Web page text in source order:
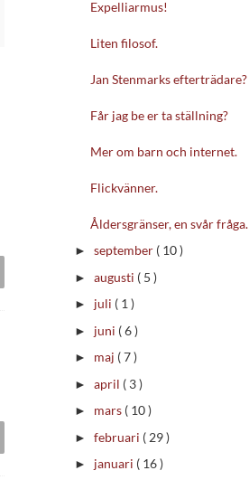
Expelliarmus!
Liten filosof.
Jan Stenmarks efterträdare?
Får jag be er ta ställning?
Mer om barn och internet.
Flickvänner.
Åldersgränser, en svår fråga.
► september ( 10 )
► augusti ( 5 )
► juli ( 1 )
► juni ( 6 )
► maj ( 7 )
► april ( 3 )
► mars ( 10 )
► februari ( 29 )
► januari ( 16 )